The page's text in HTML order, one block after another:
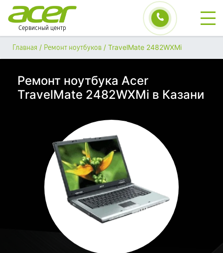
Сервисный центр
Главная / Ремонт ноутбуков / TravelMate 2482WXMi
Ремонт ноутбука Acer
TravelMate 2482WXMi в Казани